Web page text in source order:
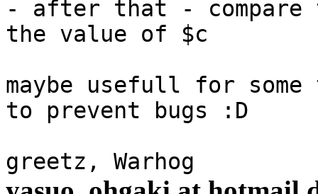
- after that - compare
the value of $c
maybe usefull for
to prevent bugs :D
greetz, Warhog